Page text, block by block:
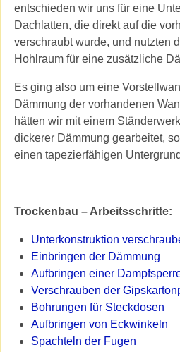
entschieden wir uns für eine
Dachlatten, die direkt auf die
verschraubt wurde, und nutzten
Hohlraum für eine zusätzliche
Es ging also um eine
Dämmung der vorhandenen
hätten wir mit einem
dickerer Dämmung gearbeitet,
einen tapezierfähigen
Trockenbau – Arbeitsschritte:
Unterkonstruktion
Einbringen der Dämmung
Aufbringen einer
Verschrauben der
Bohrungen für Steckdosen
Aufbringen von Eckwinkeln
Spachteln der Fugen